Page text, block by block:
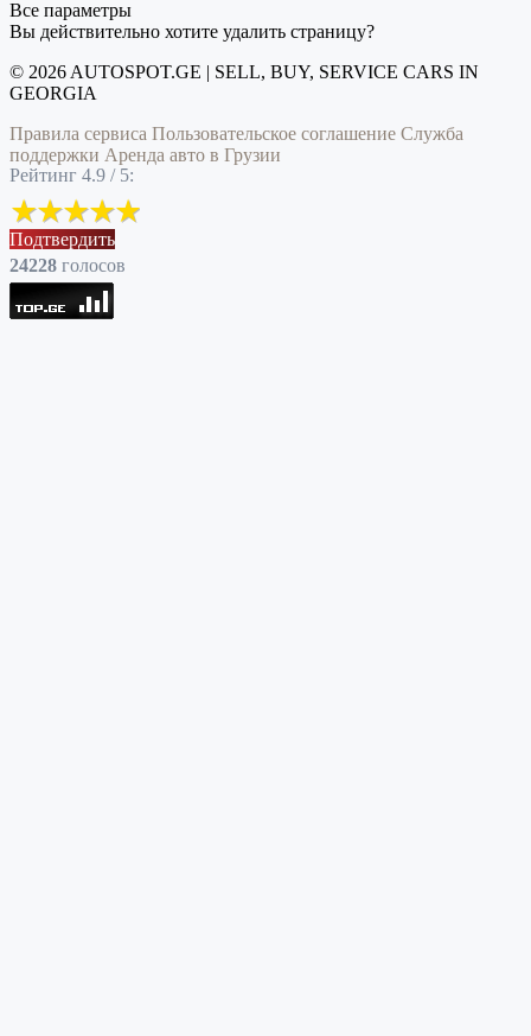
Все параметры
Вы действительно хотите удалить страницу?
© 2026 AUTOSPOT.GE | SELL, BUY, SERVICE CARS IN
GEORGIA
Правила сервиса Пользовательское соглашение Служба
поддержки Аренда авто в Грузии
Рейтинг 4.9 / 5:
Подтвердить
24228 голоcов